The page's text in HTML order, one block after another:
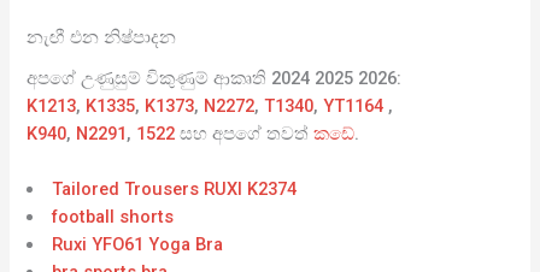
නැඟී එන නිෂ්පාදන
අපගේ උණුසුම් විකුණුම් ආකෘති 2024 2025 2026:
K1213, K1335, K1373, N2272,T1340,YT1164 ,
K940, N2291, 1522සහ අපගේ තවත්කඩේ.
Tailored Trousers RUXI K2374
football shorts
Ruxi YFO61 Yoga Bra